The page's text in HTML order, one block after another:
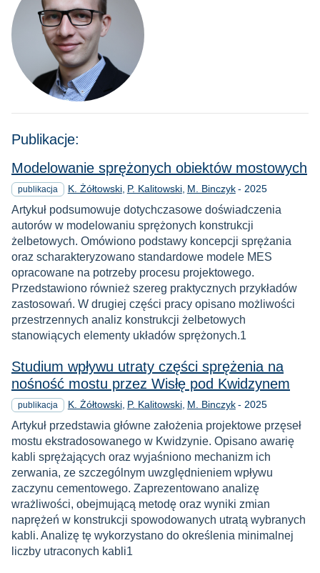
Publikacje:
Modelowanie sprężonych obiektów mostowych
publikacja K. Żółtowski P. Kalitowski M. Binczyk - Rok
2025
Artykuł podsumowuje dotychczasowe doświadczenia
autorów w modelowaniu sprężonych konstrukcji
żelbetowych. Omówiono podstawy koncepcji sprężania
oraz scharakteryzowano standardowe modele MES
opracowane na potrzeby procesu projektowego.
Przedstawiono również szereg praktycznych przykładów
zastosowań. W drugiej części pracy opisano możliwości
przestrzennych analiz konstrukcji żelbetowych
stanowiących elementy układów sprężonych.1
Studium wpływu utraty części sprężenia na
nośność mostu przez Wisłę pod Kwidzynem
publikacja K. Żółtowski P. Kalitowski M. Binczyk - Rok
2025
Artykuł przedstawia główne założenia projektowe przęseł
mostu ekstradosowanego w Kwidzynie. Opisano awarię
kabli sprężających oraz wyjaśniono mechanizm ich
zerwania, ze szczególnym uwzględnieniem wpływu
zaczynu cementowego. Zaprezentowano analizę
wrażliwości, obejmującą metodę oraz wyniki zmian
naprężeń w konstrukcji spowodowanych utratą wybranych
kabli. Analizę tę wykorzystano do określenia minimalnej
liczby utraconych kabli1